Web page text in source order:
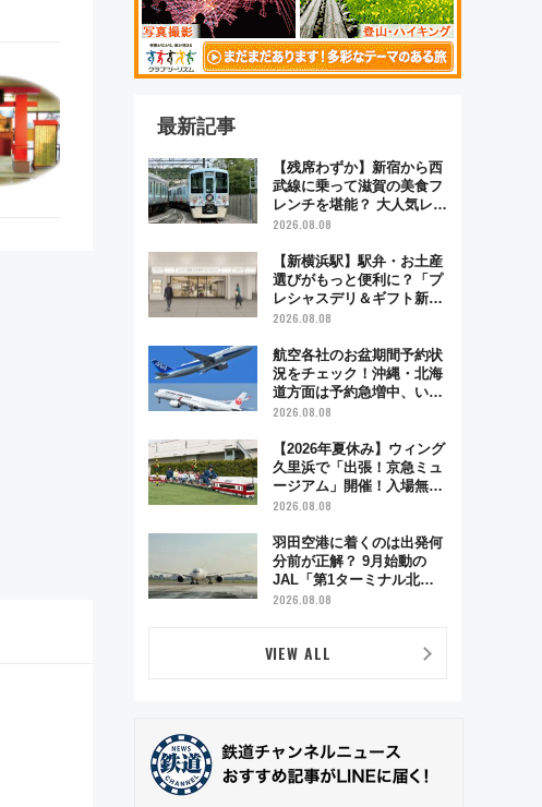
最新記事
【残席わずか】新宿から西
武線に乗って滋賀の美食フ
レンチを堪能？ 大人気レス
トラン列車「52席の至福」
の特別コラボ
2026.08.08
【新横浜駅】駅弁・お土産
選びがもっと便利に？「プ
レシャスデリ＆ギフト新横
浜」がオープン 場所や営
2026.08.08
航空各社のお盆期間予約状
況をチェック！沖縄・北海
道方面は予約急増中、いま
から狙うべき日は？
2026.08.08
【2026年夏休み】ウィング
久里浜で「出張！京急ミュ
ージアム」開催！入場無料
でスタンプラリーや子ども
2026.08.08
羽田空港に着くのは出発何
分前が正解？ 9月始動の
JAL「第1ターミナル北側
サテライト」は徒歩1キロ
2026.08.08
VIEW ALL